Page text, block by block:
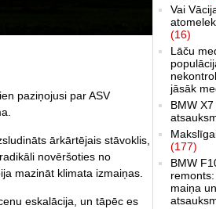
paziņojusi par ASV
ārkārtējais stāvoklis,
novēršoties no
mazināt klimata izmaiņas.
eskalācija, un tāpēc es
Vai
(16)
Lāču
jāsāk
BMW
(177)
BMW
maiņa